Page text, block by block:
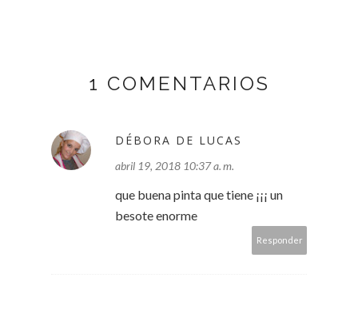
1 COMENTARIOS
DÉBORA DE LUCAS
abril 19, 2018 10:37 a. m.
que buena pinta que tiene ¡¡¡ un
besote enorme
Responder